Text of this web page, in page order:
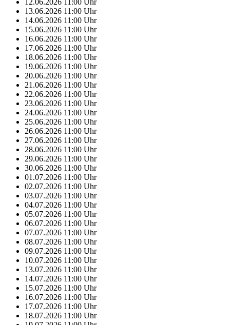
13.06.2026 11:00 Uhr
14.06.2026 11:00 Uhr
15.06.2026 11:00 Uhr
16.06.2026 11:00 Uhr
17.06.2026 11:00 Uhr
18.06.2026 11:00 Uhr
19.06.2026 11:00 Uhr
20.06.2026 11:00 Uhr
21.06.2026 11:00 Uhr
22.06.2026 11:00 Uhr
23.06.2026 11:00 Uhr
24.06.2026 11:00 Uhr
25.06.2026 11:00 Uhr
26.06.2026 11:00 Uhr
27.06.2026 11:00 Uhr
28.06.2026 11:00 Uhr
29.06.2026 11:00 Uhr
30.06.2026 11:00 Uhr
01.07.2026 11:00 Uhr
02.07.2026 11:00 Uhr
03.07.2026 11:00 Uhr
04.07.2026 11:00 Uhr
05.07.2026 11:00 Uhr
06.07.2026 11:00 Uhr
07.07.2026 11:00 Uhr
08.07.2026 11:00 Uhr
09.07.2026 11:00 Uhr
10.07.2026 11:00 Uhr
13.07.2026 11:00 Uhr
14.07.2026 11:00 Uhr
15.07.2026 11:00 Uhr
16.07.2026 11:00 Uhr
17.07.2026 11:00 Uhr
18.07.2026 11:00 Uhr